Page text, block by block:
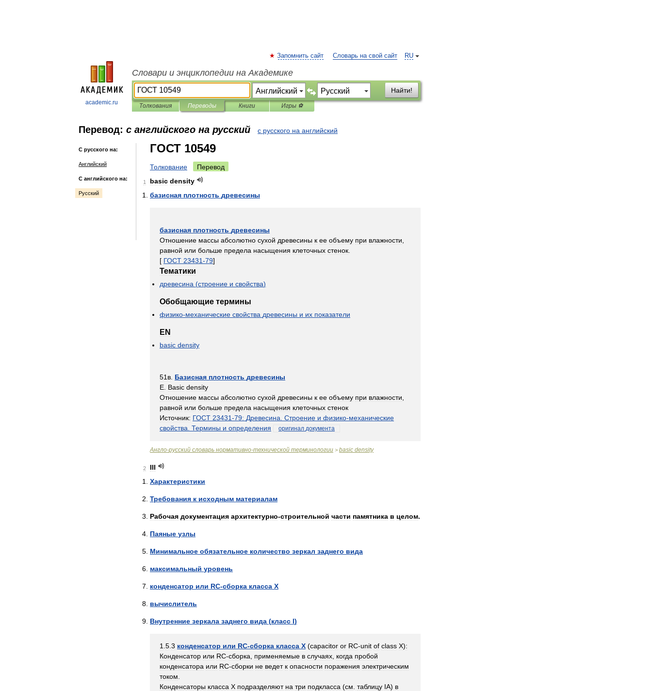
academic.ru
RU
Запомнить сайт Словарь на свой сайт
Словари и энциклопедии на Академике
Найти!
Толкования Переводы Книги Игры ⚽
Перевод: с английского на русский с русского на английский
С русского на:
Английский
С английского на:
Русский
ГОСТ 10549
Толкование Перевод
1 basic density
базисная плотность древесины
базисная плотность древесины
Отношение массы абсолютно сухой древесины к ее объему при влажности
равной или больше предела насыщения клеточных стенок
[ ГОСТ 23431-79]
Тематики
древесина (строение и свойства)
Обобщающие термины
физико-механические свойства древесины и их показатели
EN
basic density
51в Базисная плотность древесины
E Basic density
Отношение массы абсолютно сухой древесины к ее объему при влажности
равной или больше предела насыщения клеточных стенок
Источник: ГОСТ 23431-79: Древесина Строение и физико-механические
свойства Термины и определения оригинал документа
Англо-русский словарь нормативно-технической терминологии > basic density
2
III
Характеристики
Требования к исходным материалам
Рабочая документация архитектурно-строительной части памятника в целом.
Паяные узлы
Минимальное обязательное количество зеркал заднего вида
максимальный уровень
конденсатор или RC-сборка класса X
вычислитель
Внутренние зеркала заднего вида (класс I)
1 5 3 конденсатор или RC-сборка класса X (capacitor or RC-unit of class X):
Конденсатор или RC-сборка применяемые в случаях когда пробой
конденсатора или RC-сборки не ведет к опасности поражения электрическим
током
Конденсаторы класса X подразделяют на три подкласса (см таблицу IA) в